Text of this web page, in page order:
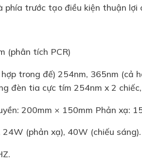
phía trước tạo điều kiện thuận
(phân tích PCR)
trong đế) 254nm, 365nm (cả
đèn tia cực tím 254nm x 2
200mm × 150mm Phản xạ:
(phản xạ), 40W (chiếu sáng).